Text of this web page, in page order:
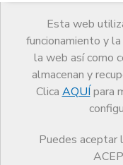
Esta web
funcionamiento y
la web así como
almacenan y
Clica AQUÍ para
Puedes aceptar
Servicios
Juridicos
Servicios Ejercicio
Novedades legislativas